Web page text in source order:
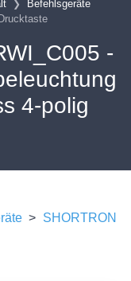
Befehlsgeräte
Drucktaste
-
4-polig
> SHORTRON